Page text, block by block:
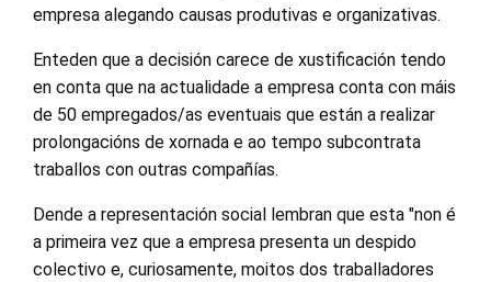
empresa alegando causas produtivas e organizativas.
Enteden que a decisión carece de xustificación tendo
en conta que na actualidade a empresa conta con máis
de 50 empregados/as eventuais que están a realizar
prolongacións de xornada e ao tempo subcontrata
traballos con outras compañías.
Dende a representación social lembran que esta "non é
a primeira vez que a empresa presenta un despido
colectivo e, curiosamente, moitos dos traballadores